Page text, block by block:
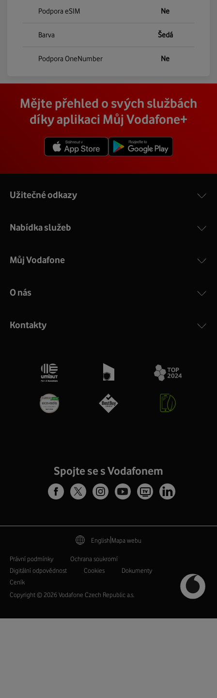
Podpora eSIM Ne
Barva Šedá
Podpora OneNumber Ne
Mějte přehled o svých službách
díky aplikaci Můj Vodafone+
Spojte se s Vodafonem
English Mapa webu
Užitečné odkazy
Nabídka služeb
Můj Vodafone
O nás
Kontakty
Právní­ podmí­nky
Ochrana soukromí­
Digitální odpovědnost
Cookies
Dokumenty
Ceník
Copyright © 2026 Vodafone Czech Republic a.s.